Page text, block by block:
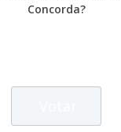
Concorda?